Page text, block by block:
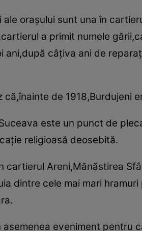
ale oraşului sunt una în
a primit numele
ani,după câţiva ani de
că,înainte de
este un punct de
religioasă deosebită.
cartierul Areni,Mănăstirea
dintre cele mai mari
eveniment pentru